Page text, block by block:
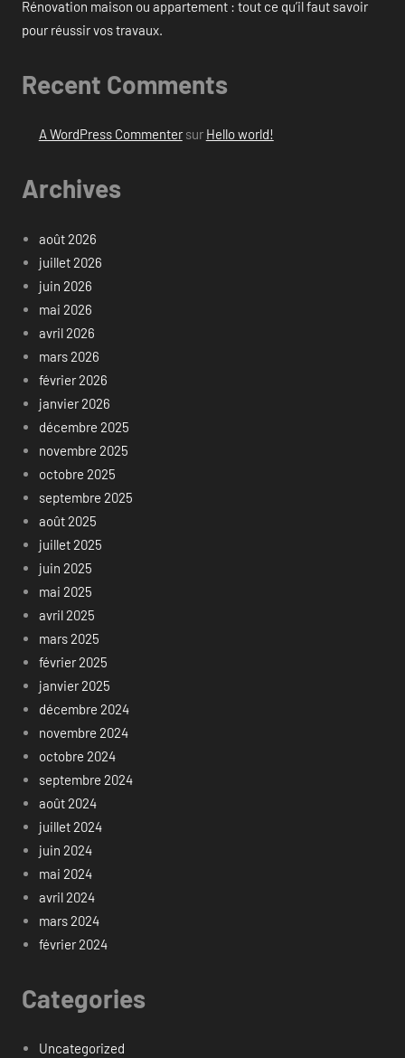
Rénovation maison ou appartement : tout ce qu’il faut savoir
pour réussir vos travaux.
Recent Comments
A WordPress Commentersur Hello world!
Archives
août 2026
juillet 2026
juin 2026
mai 2026
avril 2026
mars 2026
février 2026
janvier 2026
décembre 2025
novembre 2025
octobre 2025
septembre 2025
août 2025
juillet 2025
juin 2025
mai 2025
avril 2025
mars 2025
février 2025
janvier 2025
décembre 2024
novembre 2024
octobre 2024
septembre 2024
août 2024
juillet 2024
juin 2024
mai 2024
avril 2024
mars 2024
février 2024
Categories
Uncategorized